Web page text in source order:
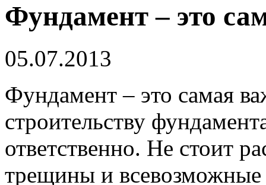
Фундамент – это
05.07.2013
Фундамент – это самая
строительству
ответственно. Не стоит
трещины и всевозможные